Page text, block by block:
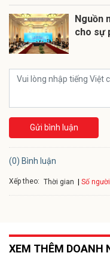
Nguồn
cho sự
Gửi bình luận
(0) Bình luận
Xếp theo: Thời gian Số
XEM THÊM DOANH